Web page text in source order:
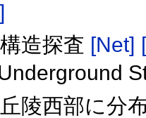
造探査 [Net]
陵西部に分